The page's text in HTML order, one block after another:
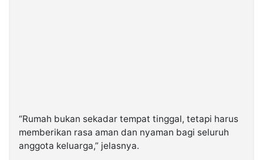
“Rumah bukan sekadar tempat tinggal, tetapi harus
memberikan rasa aman dan nyaman bagi seluruh
anggota keluarga,” jelasnya.